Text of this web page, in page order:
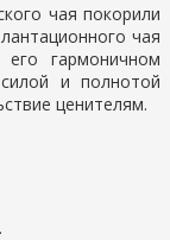
чая покорили
чая
гармоничном
и полнотой
ценителям.